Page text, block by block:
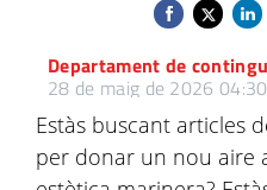
Departament de
28 de maig de 2026 04:30
Estàs buscant articles
per donar un nou aire